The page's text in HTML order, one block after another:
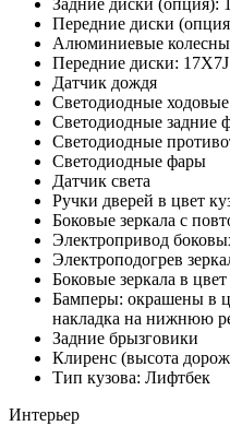
Задние диски (опция):
Передние диски
Алюминиевые
Передние диски: 17X7J
Датчик дождя
Светодиодные
Cветодиодные задние
Светодиодные
Светодиодные фары
Датчик света
Ручки дверей в цвет
Боковые зеркала с
Электропривод
Электроподогрев
Боковые зеркала в цвет
Бамперы: окрашены в
накладка на нижнюю
Задние брызговики
Клиренс (высота
Тип кузова: Лифтбек
Интерьер